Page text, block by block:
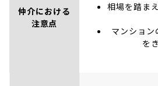
仲介における
注意点
相場を踏ま
マンショ
を